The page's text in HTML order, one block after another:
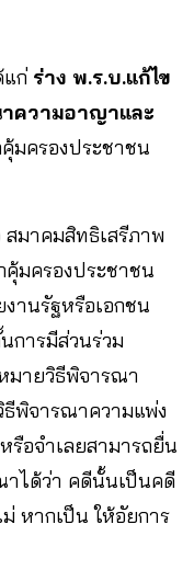
แก่ ร่าง พ.ร.บ.แก้ไข
ความอาญาและ
มครองประชาชน
มาคมสิทธิเสรีภาพ
คุ้มครองประชาชน
านรัฐหรือเอกชน
การมีส่วนร่วม
มายวิธีพิจารณา
พิจารณาความแพ่ง
รือจำเลยสามารถยื่น
าได้ว่า คดีนั้นเป็นคดี
หากเป็น ให้อัยการ